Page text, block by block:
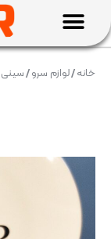
خانه/لوازم سرو/سینی